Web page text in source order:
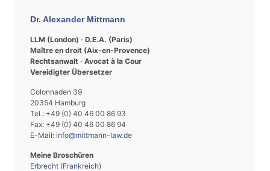
Dr. Alexander Mittmann
LLM (London) · D.E.A. (Paris)
Maître en droit (Aix-en-Provence)
Rechtsanwalt · Avocat à la Cour
Vereidigter Übersetzer
Colonnaden 39
20354 Hamburg
Tel.: +49 (0) 40 46 00 86 93
Fax: +49 (0) 40 46 00 86 94
E-Mail: info@mittmann-law.de
Meine Broschüren
Erbrecht (Frankreich)